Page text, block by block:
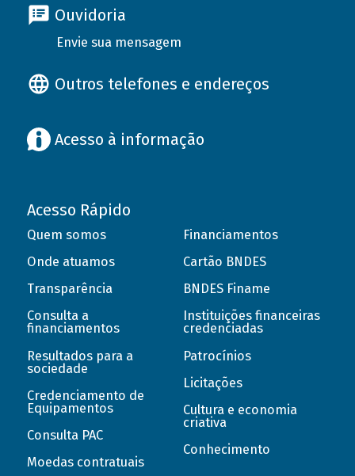
Ouvidoria
Envie sua mensagem
Outros telefones e endereços
Acesso à informação
Acesso Rápido
Quem somos
Onde atuamos
Transparência
Consulta a
financiamentos
Resultados para a
sociedade
Credenciamento de
Equipamentos
Consulta PAC
Moedas contratuais
Financiamentos
Cartão BNDES
BNDES Finame
Instituições financeiras
credenciadas
Patrocínios
Licitações
Cultura e economia
criativa
Conhecimento